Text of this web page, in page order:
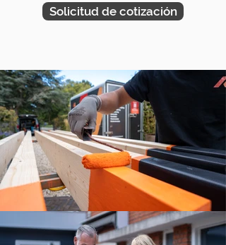
Solicitud de cotización